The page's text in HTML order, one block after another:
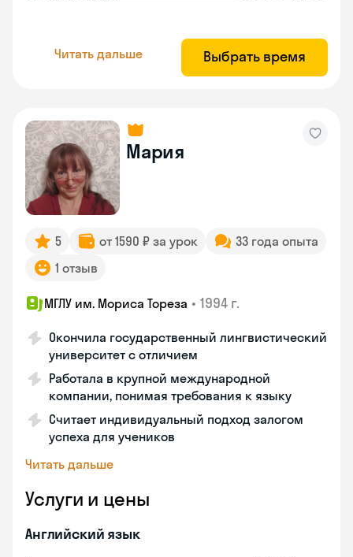
Читать дальше Выбрать время
Мария
5 от 1590 ₽ за урок
33 года опыта
1 отзыв
МГЛУ им. Мориса Тореза • 1994 г.
Окончила государственный лингвистический
университет с отличием
Работала в крупной международной
компании, понимая требования к языку
Считает индивидуальный подход залогом
успеха для учеников
Читать дальше
Услуги и цены
Английский язык